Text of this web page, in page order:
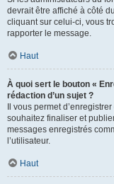
devrait être affiché à côté
cliquant sur celui-ci, vous
rapporter le message.
Haut
À quoi sert le bouton «
rédaction d’un sujet ?
Il vous permet
souhaitez finaliser et
messages enregistrés
l’utilisateur.
Haut